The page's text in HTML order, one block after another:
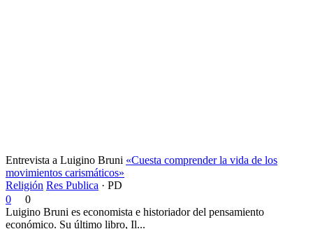
Entrevista a Luigino Bruni «Cuesta comprender la vida de los
movimientos carismáticos»
Religión Res Publica · PD
0
0
Luigino Bruni es economista e historiador del pensamiento
económico. Su último libro, Il...